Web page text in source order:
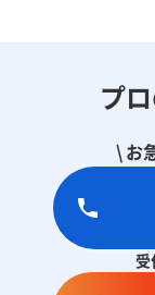
プ
\ お
受